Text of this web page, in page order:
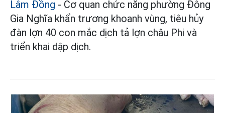
Lâm Đồng - Cơ quan chức năng phường Đông
Gia Nghĩa khẩn trương khoanh vùng, tiêu hủy
đàn lợn 40 con mắc dịch tả lợn châu Phi và
triển khai dập dịch.